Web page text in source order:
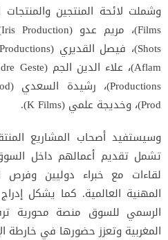
Prod)، وخديجة علمي (K Films).
وسيستفيد أصحاب المشاريع
تشمل تقديم أعمالهم داخل السوق
لقاءات مع خبراء دوليين وفرص
المهنية العالمية. كما يشكل
الرسمي للسوق منصة محورية
المغربية وتعزز حضورها في خارطة